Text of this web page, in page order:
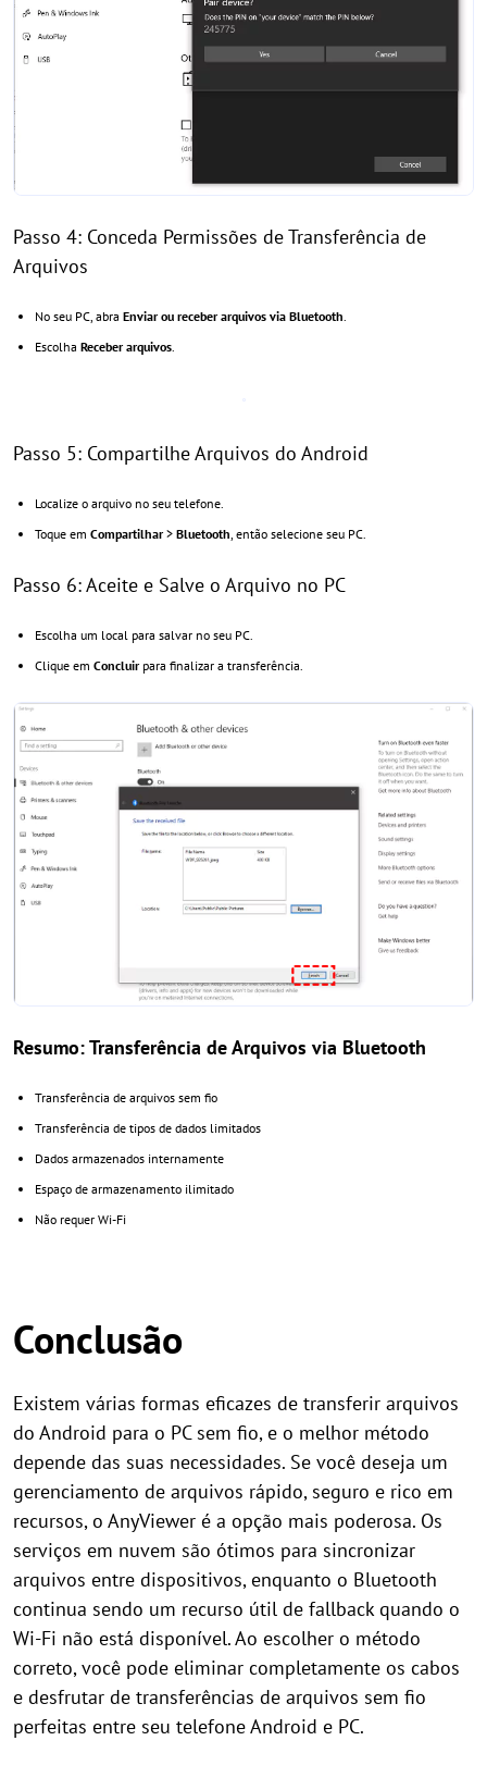
Passo 4: Conceda Permissões de Transferência de
Arquivos
No seu PC, abra Enviar ou receber arquivos via Bluetooth
Escolha Receber arquivos
Passo 5: Compartilhe Arquivos do Android
Localize o arquivo no seu telefone.
Toque em Compartilhar> Bluetooth , então selecione seu PC.
Passo 6: Aceite e Salve o Arquivo no PC
Escolha um local para salvar no seu PC.
Clique em Concluirpara finalizar a transferência.
Resumo: Transferência de Arquivos via Bluetooth
Transferência de arquivos sem fio
Transferência de tipos de dados limitados
Dados armazenados internamente
Espaço de armazenamento ilimitado
Não requer Wi-Fi
Conclusão
Existem várias formas eficazes de transferir arquivos
do Android para o PC sem fio, e o melhor método
depende das suas necessidades. Se você deseja um
gerenciamento de arquivos rápido, seguro e rico em
recursos, o AnyViewer é a opção mais poderosa. Os
serviços em nuvem são ótimos para sincronizar
arquivos entre dispositivos, enquanto o Bluetooth
continua sendo um recurso útil de fallback quando o
Wi-Fi não está disponível. Ao escolher o método
correto, você pode eliminar completamente os cabos
e desfrutar de transferências de arquivos sem fio
perfeitas entre seu telefone Android e PC.